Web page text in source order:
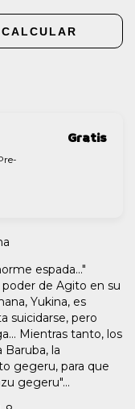
CALCULAR
Gratis
espada..."
poder de Agito en su
Yukina, es
suicidarse, pero
Mientras tanto, los
la
gegeru, para que
gegeru"...